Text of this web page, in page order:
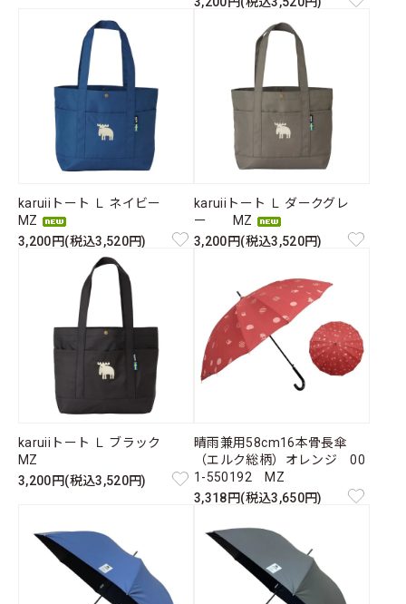
karuiiトート Ｌ ネイビー
MZ
3,200円(税込3,520円)
karuiiトート Ｌ ダークグレ
ー MZ
3,200円(税込3,520円)
karuiiトート Ｌ ブラック
MZ
3,200円(税込3,520円)
晴雨兼用58cm16本骨長傘
（エルク総柄）オレンジ 00
1-550192 MZ
3,318円(税込3,650円)